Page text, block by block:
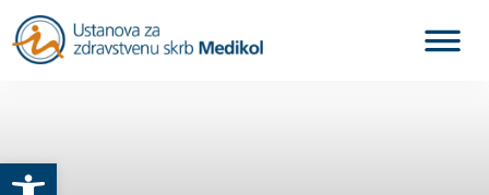
Otvori alatnu traku